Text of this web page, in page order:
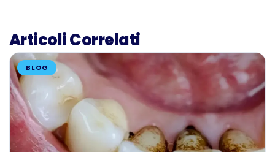
Articoli Correlati
BLOG